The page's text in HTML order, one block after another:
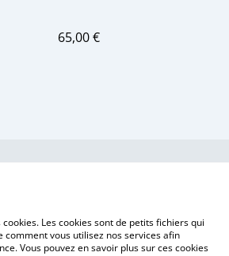
65,00 €
des frais de port
Les cookies sont de petits fichiers qui
comment vous utilisez nos services afin
Vous pouvez en savoir plus sur ces cookies